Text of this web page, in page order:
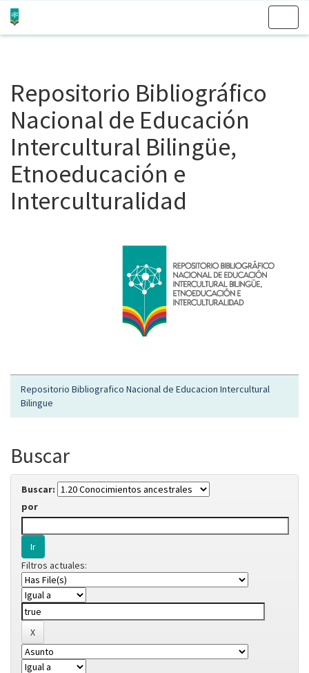
Repositorio Bibliográfico
Nacional de Educación
Intercultural Bilingüe,
Etnoeducación e
Interculturalidad
Repositorio Bibliografico Nacional de Educacion Intercultural
Bilingue
Buscar
Buscar:
por
Filtros actuales: